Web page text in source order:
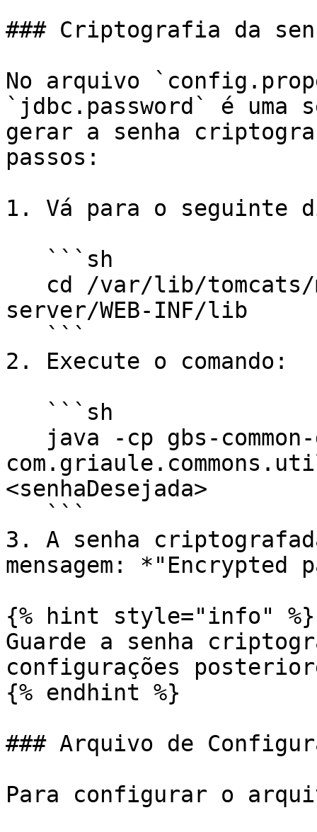
### Criptografia da
No arquivo
`jdbc.password` é uma
gerar a senha
passos:
1. Vá para o seguinte
server/WEB-INF/lib
2. Execute o comando:
<senhaDesejada>
3. A senha
mensagem: *"Encrypted
{% hint style="info" %}
Guarde a senha
configurações
{% endhint %}
### Arquivo de
Para configurar o